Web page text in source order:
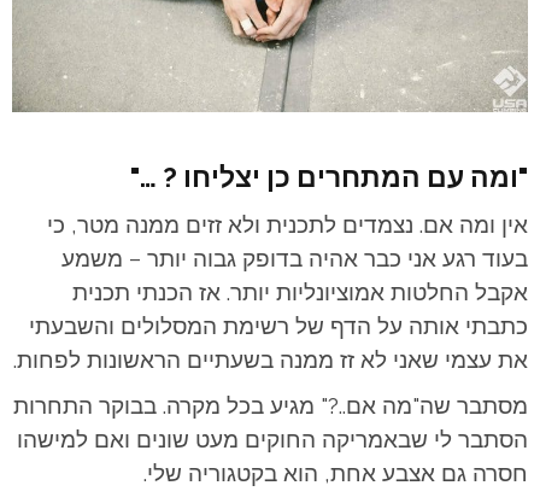
"ומה עם המתחרים כן יצליחו ? …"
אין ומה אם. נצמדים לתכנית ולא זזים ממנה מטר, כי
בעוד רגע אני כבר אהיה בדופק גבוה יותר – משמע
אקבל החלטות אמוציונליות יותר. אז הכנתי תכנית
כתבתי אותה על הדף של רשימת המסלולים והשבעתי
את עצמי שאני לא זז ממנה בשעתיים הראשונות לפחות.
מסתבר שה"מה אם..?" מגיע בכל מקרה. בבוקר התחרות
הסתבר לי שבאמריקה החוקים מעט שונים ואם למישהו
חסרה גם אצבע אחת, הוא בקטגוריה שלי.